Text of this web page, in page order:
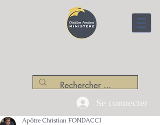
Se connecter
Apôtre Christian FONDACCI